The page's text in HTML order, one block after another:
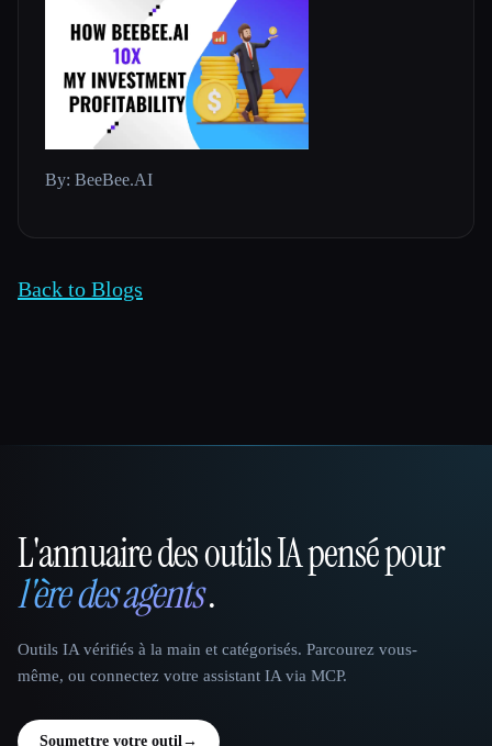
By: BeeBee.AI
Back to Blogs
That AI Collection
L'annuaire des outils IA pensé pour
l'ère des agents.
Outils IA vérifiés à la main et catégorisés. Parcourez vous-
même, ou connectez votre assistant IA via MCP.
Soumettre votre outil→